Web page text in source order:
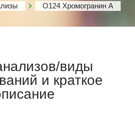
О124 Хромогранин А
виды
и краткое